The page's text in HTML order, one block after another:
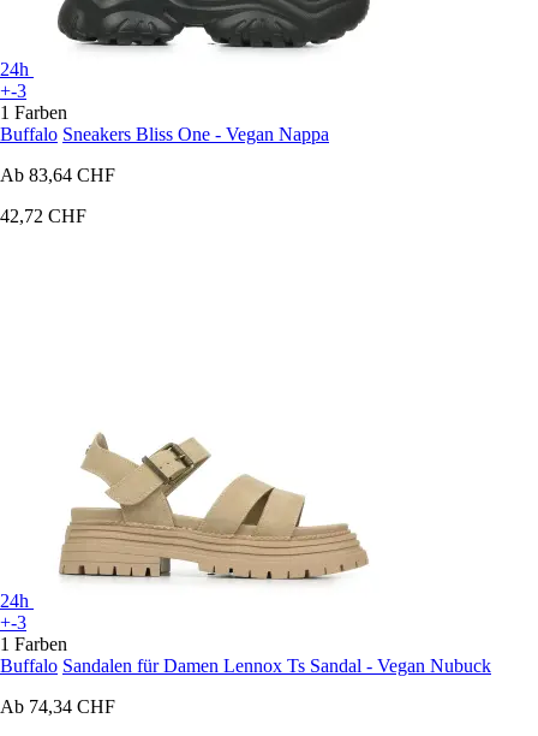
24h
+-3
1 Farben
Buffalo Sneakers Bliss One - Vegan Nappa
Ab 83,64 CHF
42,72 CHF
24h
+-3
1 Farben
Buffalo Sandalen für Damen Lennox Ts Sandal - Vegan Nubuck
Ab 74,34 CHF